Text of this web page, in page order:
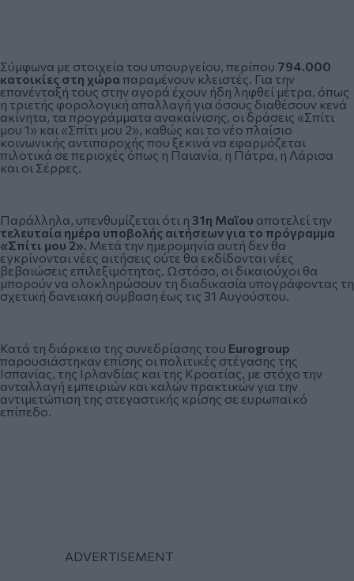
Σύμφωνα με στοιχεία του υπουργείου, περίπου 794.000
κατοικίες στη χώρα παραμένουν κλειστές. Για την
επανένταξή τους στην αγορά έχουν ήδη ληφθεί μέτρα, όπως
η τριετής φορολογική απαλλαγή για όσους διαθέσουν κενά
ακίνητα, τα προγράμματα ανακαίνισης, οι δράσεις «Σπίτι
μου 1» και «Σπίτι μου 2», καθώς και το νέο πλαίσιο
κοινωνικής αντιπαροχής που ξεκινά να εφαρμόζεται
πιλοτικά σε περιοχές όπως η Παιανία, η Πάτρα, η Λάρισα
και οι Σέρρες.
Παράλληλα, υπενθυμίζεται ότι η 31η Μαΐου αποτελεί την
τελευταία ημέρα υποβολής αιτήσεων για το πρόγραμμα
«Σπίτι μου 2». Μετά την ημερομηνία αυτή δεν θα
εγκρίνονται νέες αιτήσεις ούτε θα εκδίδονται νέες
βεβαιώσεις επιλεξιμότητας. Ωστόσο, οι δικαιούχοι θα
μπορούν να ολοκληρώσουν τη διαδικασία υπογράφοντας τη
σχετική δανειακή σύμβαση έως τις 31 Αυγούστου.
Κατά τη διάρκεια της συνεδρίασης του Eurogroup
παρουσιάστηκαν επίσης οι πολιτικές στέγασης της
Ισπανίας, της Ιρλανδίας και της Κροατίας, με στόχο την
ανταλλαγή εμπειριών και καλών πρακτικών για την
αντιμετώπιση της στεγαστικής κρίσης σε ευρωπαϊκό
επίπεδο.